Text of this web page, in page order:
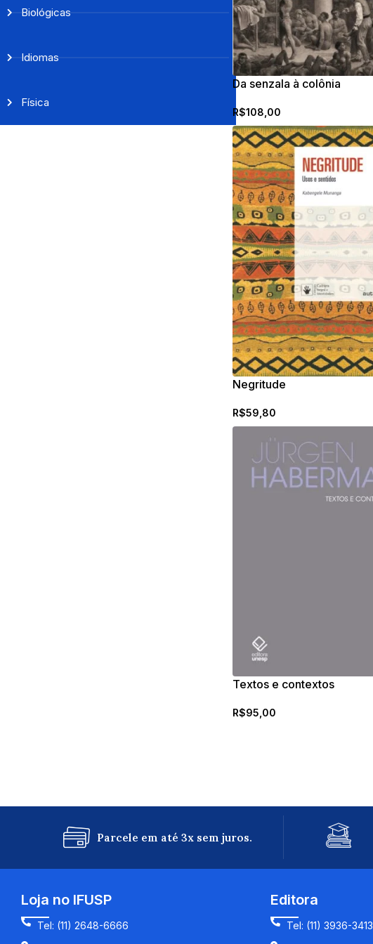
Biológicas
Idiomas
Física
Da senzala à colônia
R$108,00
Negritude
R$59,80
Textos e contextos
R$95,00
Parcele em até 3x sem juros.
Loja no IFUSP
Tel: (11) 2648-6666
Editora
Tel: (11) 3936-3413